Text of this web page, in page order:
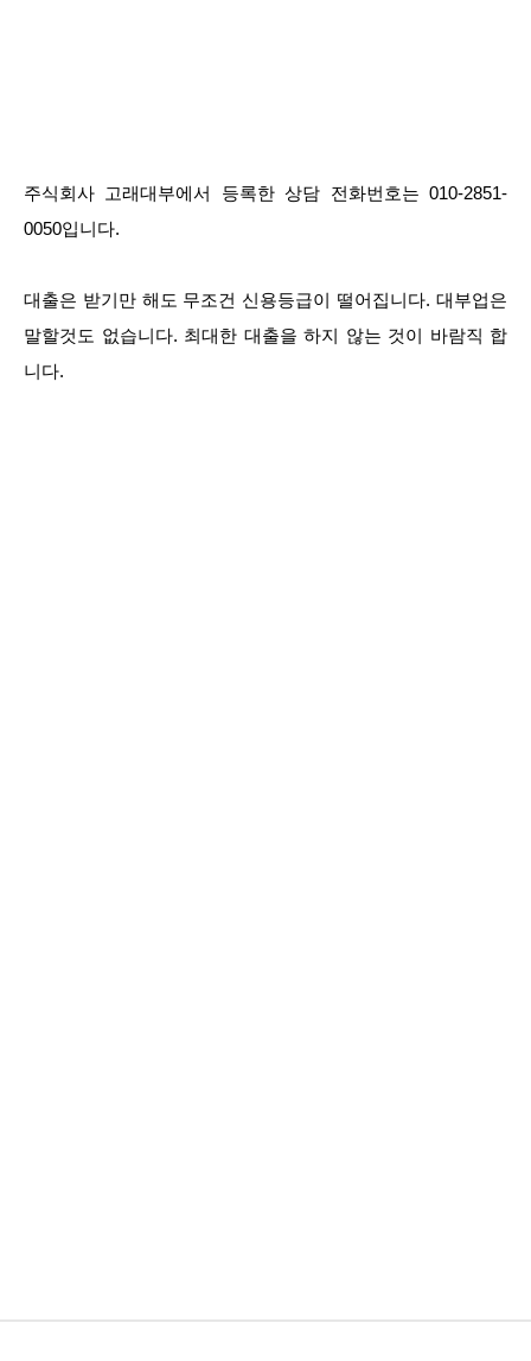
주식회사 고래대부에서 등록한 상담 전화번호는 010-2851-
0050입니다.
대출은 받기만 해도 무조건 신용등급이 떨어집니다. 대부업은
말할것도 없습니다. 최대한 대출을 하지 않는 것이 바람직 합
니다.